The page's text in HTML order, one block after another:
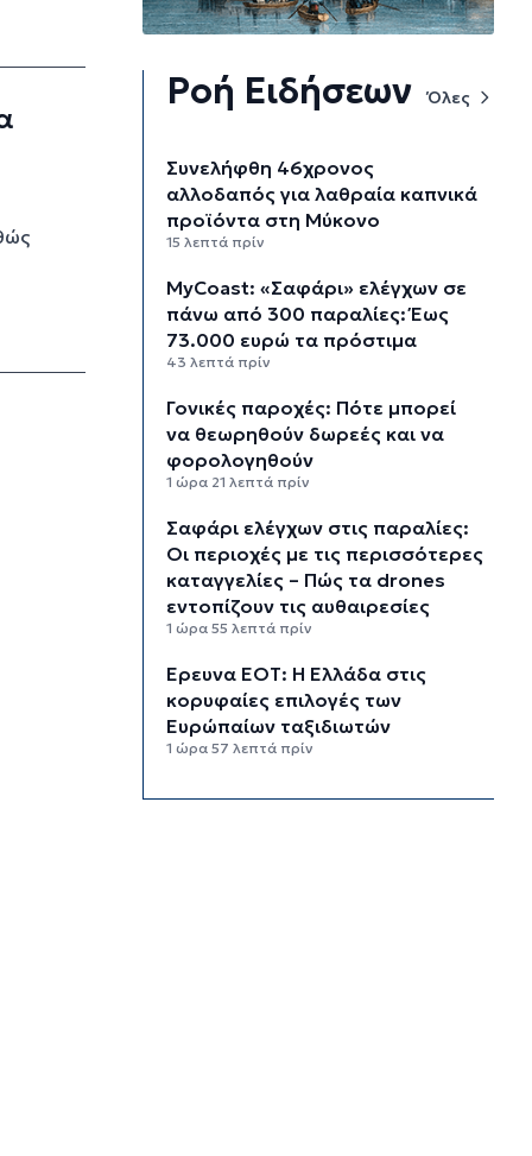
Ροή Ειδήσεων Όλες
Συνελήφθη 46χρονος
αλλοδαπός για λαθραία καπνικά
προϊόντα στη Μύκονο
15 λεπτά πρίν
MyCoast: «Σαφάρι» ελέγχων σε
πάνω από 300 παραλίες: Έως
73.000 ευρώ τα πρόστιμα
43 λεπτά πρίν
Γονικές παροχές: Πότε μπορεί
να θεωρηθούν δωρεές και να
φορολογηθούν
1 ώρα 21 λεπτά πρίν
Σαφάρι ελέγχων στις παραλίες:
Οι περιοχές με τις περισσότερες
καταγγελίες – Πώς τα drones
εντοπίζουν τις αυθαιρεσίες
1 ώρα 55 λεπτά πρίν
Έρευνα ΕΟΤ: Η Ελλάδα στις
κορυφαίες επιλογές των
Ευρώπαίων ταξιδιωτών
1 ώρα 57 λεπτά πρίν
Μετρό Αθήνας: 29,4 χλμ. νέων